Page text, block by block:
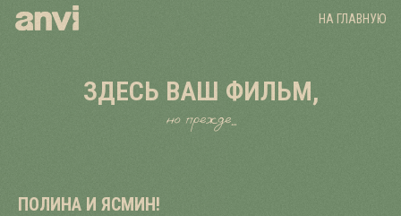
ЗДЕСЬ ВАШ ФИЛЬМ,
но прежде...
ПОЛИНА И ЯСМИН!